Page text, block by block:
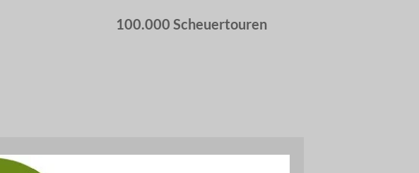
100.000 Scheuertouren